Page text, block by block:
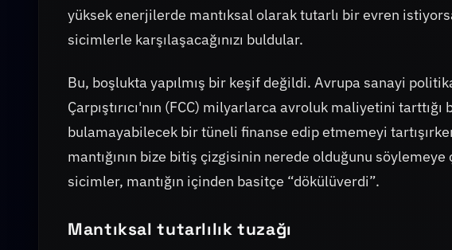
yüksek enerjilerde mantıksal olarak tutarlı bir evren
sicimlerle karşılaşacağınızı buldular.
Bu, boşlukta yapılmış bir keşif değildi. Avrupa sanayi
Çarpıştırıcı'nın (FCC) milyarlarca avroluk maliyetini
bulamayabilecek bir tüneli finanse edip etmemeyi
mantığının bize bitiş çizgisinin nerede olduğunu söylemeye
sicimler, mantığın içinden basitçe “dökülüverdi”.
Mantıksal tutarlılık tuzağı